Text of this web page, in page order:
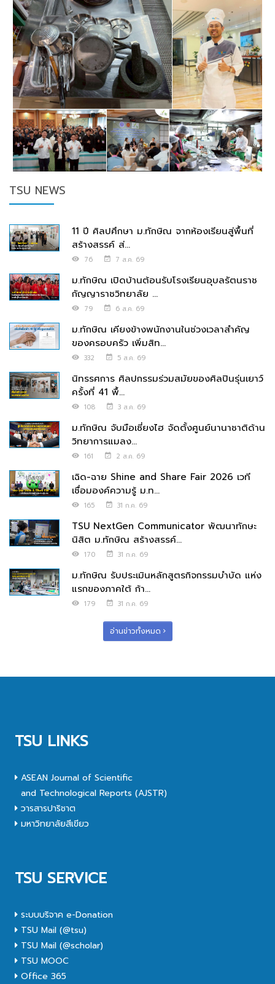
TSU NEWS
11 ปี ศิลปศึกษา ม.ทักษิณ จากห้องเรียนสู่พื้นที่
สร้างสรรค์ ส่...
76 7 ส.ค. 69
ม.ทักษิณ เปิดบ้านต้อนรับโรงเรียนอุบลรัตนราช
กัญญาราชวิทยาลัย ...
79 6 ส.ค. 69
ม.ทักษิณ เคียงข้างพนักงานในช่วงเวลาสำคัญ
ของครอบครัว เพิ่มสิท...
332 5 ส.ค. 69
นิทรรศการ ศิลปกรรมร่วมสมัยของศิลปินรุ่นเยาว์
ครั้งที่ 41 พื้...
108 3 ส.ค. 69
ม.ทักษิณ จับมือเซี่ยงไฮ จัดตั้งศูนย์นานาชาติด้าน
วิทยาการแมลง...
161 2 ส.ค. 69
เฉิด-ฉาย Shine and Share Fair 2026 เวที
เชื่อมองค์ความรู้ ม.ท...
165 31 ก.ค. 69
TSU NextGen Communicator พัฒนาทักษะ
นิสิต ม.ทักษิณ สร้างสรรค์...
170 31 ก.ค. 69
ม.ทักษิณ รับประเมินหลักสูตรกิจกรรมบำบัด แห่ง
แรกของภาคใต้ ก้า...
179 31 ก.ค. 69
อ่านข่าวทั้งหมด
TSU LINKS
ASEAN Journal of Scientific
and Technological Reports (AJSTR)
วารสารปาริชาต
มหาวิทยาลัยสีเขียว
TSU SERVICE
ระบบบริจาค e-Donation
TSU Mail (@tsu)
TSU Mail (@scholar)
TSU MOOC
Office 365